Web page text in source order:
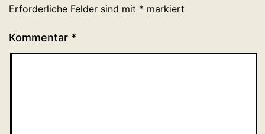
Erforderliche Felder sind mit * markiert
Kommentar *